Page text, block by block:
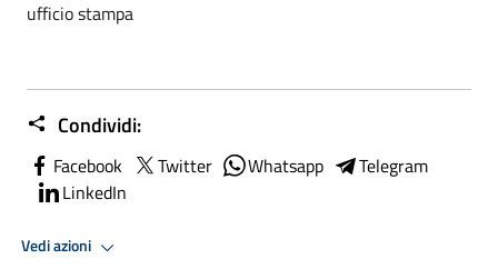
ufficio stampa
Condividi:
Facebook Twitter Whatsapp
Telegram
LinkedIn
Vedi azioni